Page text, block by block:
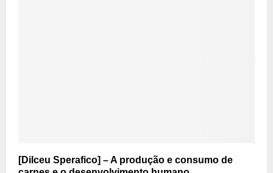
[Dilceu Sperafico] – A produção e consumo de